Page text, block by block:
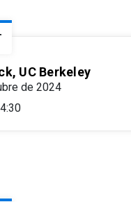
UC Berkeley
de 2024